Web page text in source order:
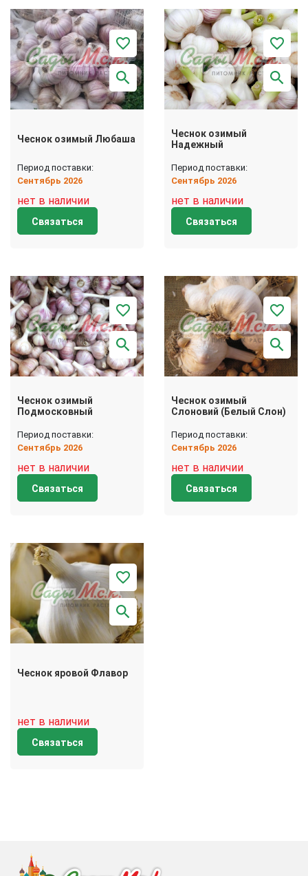
Чеснок озимый Любаша
Период поставки:
Сентябрь 2026
нет в наличии
Связаться
Чеснок озимый
Надежный
Период поставки:
Сентябрь 2026
нет в наличии
Связаться
Чеснок озимый
Подмосковный
Период поставки:
Сентябрь 2026
нет в наличии
Связаться
Чеснок озимый
Слоновий (Белый Слон)
Период поставки:
Сентябрь 2026
нет в наличии
Связаться
Чеснок яровой Флавор
нет в наличии
Связаться